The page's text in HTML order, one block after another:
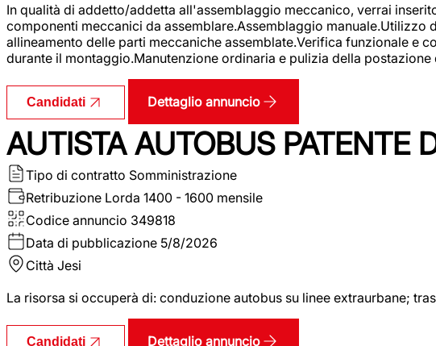
In qualità di addetto/addetta all'assemblaggio meccanico, verrai
componenti meccanici da assemblare.Assemblaggio
allineamento delle parti meccaniche assemblate.Verifica funzionale e
durante il montaggio.Manutenzione ordinaria e pulizia della
Candidati Dettaglio annuncio
AUTISTA AUTOBUS PATENTE
Tipo di contratto Somministrazione
Retribuzione Lorda 1400 - 1600 mensile
Codice annuncio 349818
Data di pubblicazione 5/8/2026
Città Jesi
La risorsa si occuperà di: conduzione autobus su linee extraurbane;
Candidati Dettaglio annuncio